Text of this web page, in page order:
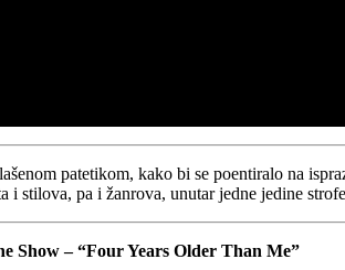
patetikom, kako bi se poentiralo na
pa i žanrova, unutar jedne jedine
Show – “Four Years Older Than Me”